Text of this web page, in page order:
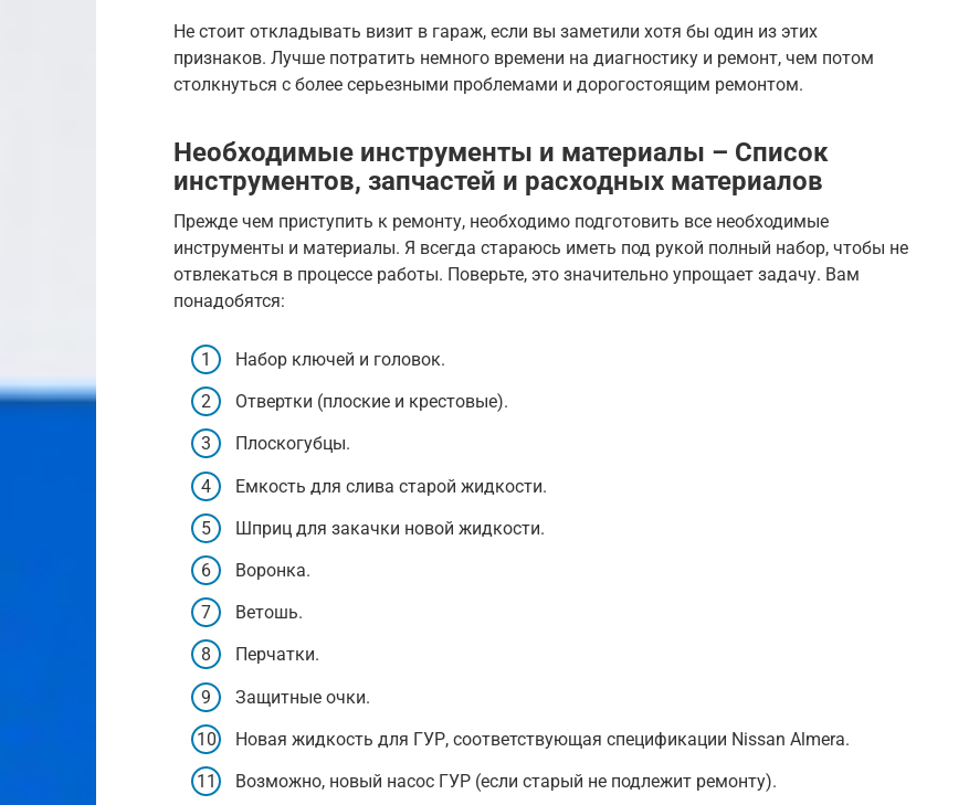
Не стоит откладывать визит в гараж, если вы заметили хотя бы один из этих
признаков. Лучше потратить немного времени на диагностику и ремонт, чем потом
столкнуться с более серьезными проблемами и дорогостоящим ремонтом.
Необходимые инструменты и материалы – Список
инструментов, запчастей и расходных материалов
Прежде чем приступить к ремонту, необходимо подготовить все необходимые
инструменты и материалы. Я всегда стараюсь иметь под рукой полный набор, чтобы не
отвлекаться в процессе работы. Поверьте, это значительно упрощает задачу. Вам
понадобятся:
Набор ключей и головок.
Отвертки (плоские и крестовые).
Плоскогубцы.
Емкость для слива старой жидкости.
Шприц для закачки новой жидкости.
Воронка.
Ветошь.
Перчатки.
Защитные очки.
Новая жидкость для ГУР, соответствующая спецификации Nissan Almera.
Возможно, новый насос ГУР (если старый не подлежит ремонту).